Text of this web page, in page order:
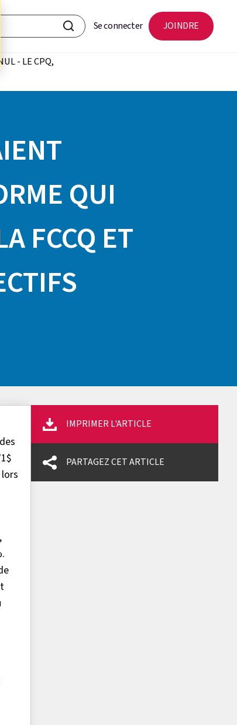
Se connecter JOINDRE
- LE CPQ,
QUI
FCCQ ET
IMPRIMER L'ARTICLE
PARTAGEZ CET ARTICLE